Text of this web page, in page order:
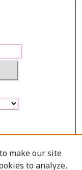
make our site
to analyze,